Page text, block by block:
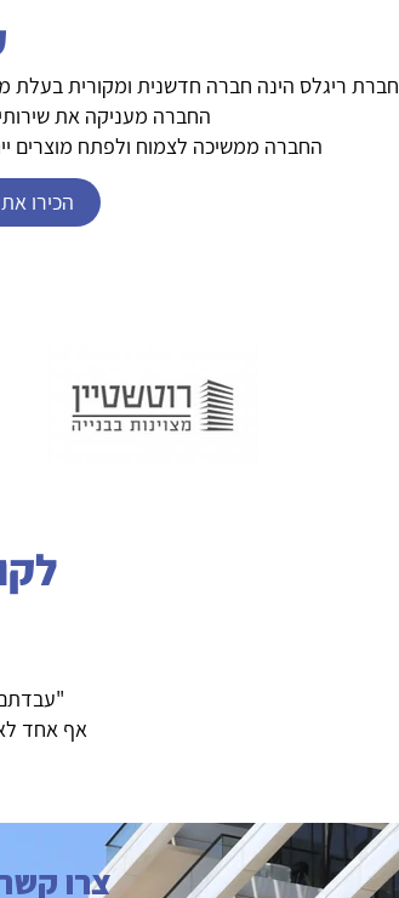
חברת ריגלס הינה חברה חדשנית ומקורית בעלת
החברה מעניקה את
החברה ממשיכה לצמוח ולפתח מוצרים
הכירו
"עבדתם
אף אחד
צרו